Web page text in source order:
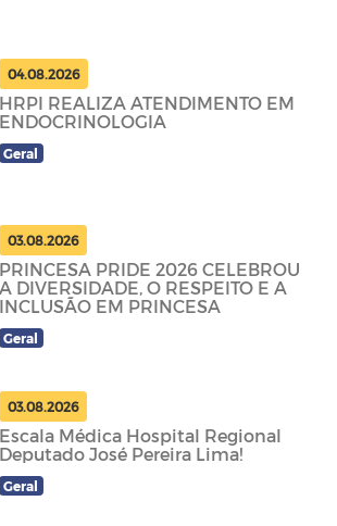
04.08.2026
HRPI REALIZA ATENDIMENTO EM
ENDOCRINOLOGIA
Geral
03.08.2026
PRINCESA PRIDE 2026 CELEBROU
A DIVERSIDADE, O RESPEITO E A
INCLUSÃO EM PRINCESA
Geral
03.08.2026
Escala Médica Hospital Regional
Deputado José Pereira Lima!
Geral